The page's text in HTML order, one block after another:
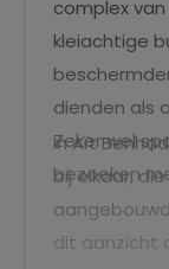
complex van
kleiachtige
dienden als
Zeker wel
bezoeken
In Aït
bij elkaar,
dit aanzicht